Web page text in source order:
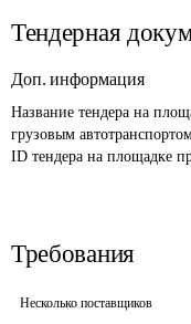
Тендерная
Доп. информация
Название тендера на
грузовым
ID тендера на площадке
Требования
Несколько поставщиков